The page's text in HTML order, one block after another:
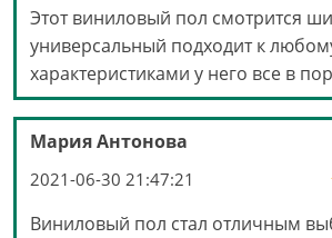
Этот виниловый пол смотрится
универсальный подходит к
характеристиками у него все в
Мария Антонова
2021-06-30 21:47:21
Виниловый пол стал отличным